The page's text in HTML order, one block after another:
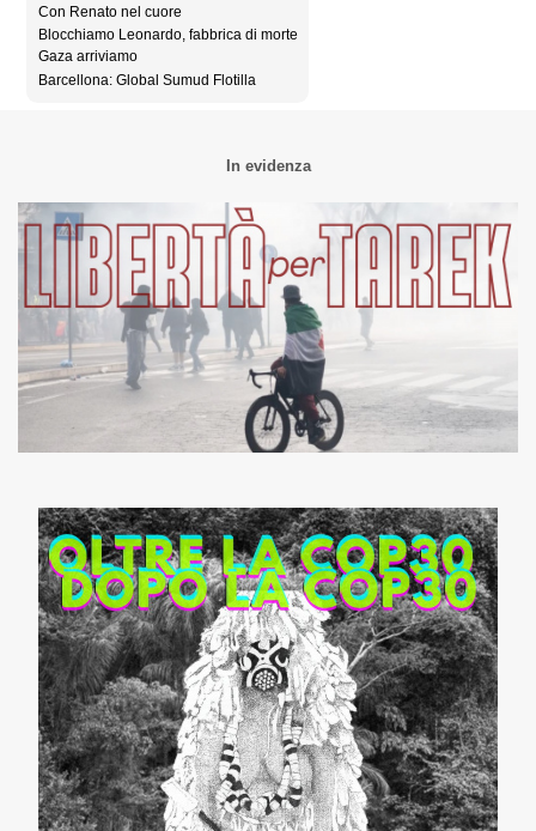
Con Renato nel cuore
Blocchiamo Leonardo, fabbrica di morte
Gaza arriviamo
Barcellona: Global Sumud Flotilla
In evidenza